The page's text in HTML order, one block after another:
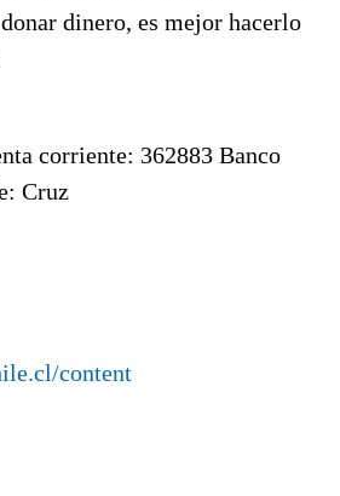
dinero, es mejor hacerlo
corriente: 362883 Banco
Cruz
content